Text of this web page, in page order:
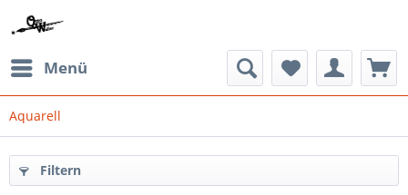
Menü
Aquarell
Filtern